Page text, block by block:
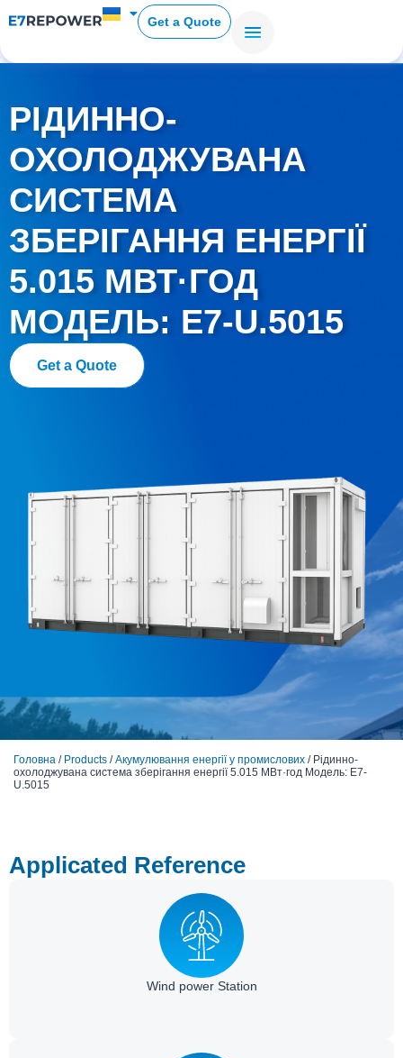
Get a Quote
РІДИННО-
ОХОЛОДЖУВАНА
СИСТЕМА
ЗБЕРІГАННЯ ЕНЕРГІЇ
5.015 МВТ·ГОД
МОДЕЛЬ: E7-U.5015
Get a Quote
Головна / Products /Акумулювання енергії у промислових / Рідинно-
охолоджувана система зберігання енергії 5.015 МВт·год Модель: E7-
U.5015
Applicated Reference
Wind power Station​